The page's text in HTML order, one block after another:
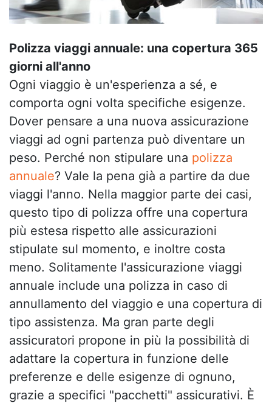
Polizza viaggi annuale: una copertura 365
giorni all'anno
Ogni viaggio è un'esperienza a sé, e
comporta ogni volta specifiche esigenze.
Dover pensare a una nuova assicurazione
viaggi ad ogni partenza può diventare un
peso. Perché non stipulare una polizza
annuale? Vale la pena già a partire da due
viaggi l'anno. Nella maggior parte dei casi,
questo tipo di polizza offre una copertura
più estesa rispetto alle assicurazioni
stipulate sul momento, e inoltre costa
meno. Solitamente l'assicurazione viaggi
annuale include una polizza in caso di
annullamento del viaggio e una copertura di
tipo assistenza. Ma gran parte degli
assicuratori propone in più la possibilità di
adattare la copertura in funzione delle
preferenze e delle esigenze di ognuno,
grazie a specifici "pacchetti" assicurativi. È